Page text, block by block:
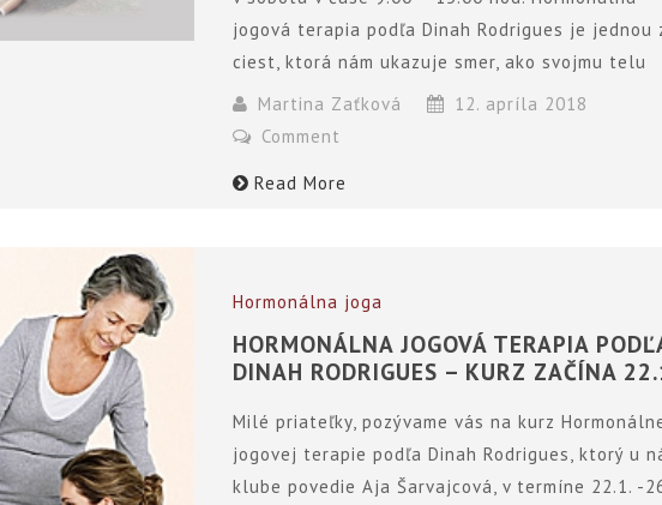
jogová terapia podľa Dinah Rodrigues je jednou
ciest, ktorá nám ukazuje smer, ako svojmu telu
Martina Zaťková
12. apríla 2018
Comment
Read More
Hormonálna joga
HORMONÁLNA JOGOVÁ TERAPIA
DINAH RODRIGUES – KURZ ZAČÍNA
Milé priateľky, pozývame vás na kurz
jogovej terapie podľa Dinah Rodrigues, ktorý u
klube povedie Aja Šarvajcová, v termíne 22.1. -